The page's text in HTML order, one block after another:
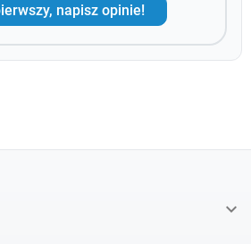
napisz opinie!
